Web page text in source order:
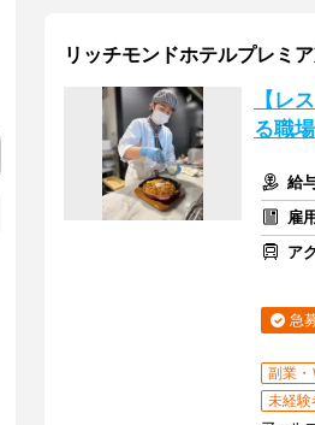
リッチモンドホテルプレミ
【レ
る職場
給
雇
ア
急
副業・
未経験